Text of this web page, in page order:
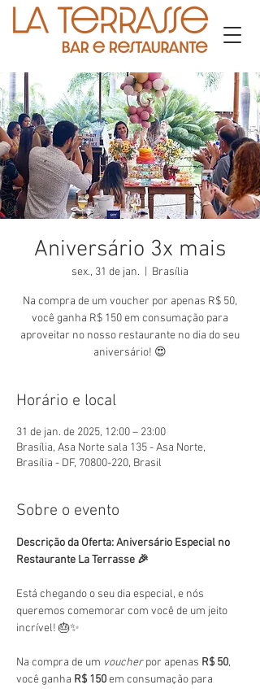
Aniversário 3x mais
sex., 31 de jan. Brasília
Na compra de um voucher por apenas R$ 50,
você ganha R$ 150 em consumação para
aproveitar no nosso restaurante no dia do seu
aniversário! 😍
Horário e local
31 de jan. de 2025, 12:00 – 23:00
Brasília, Asa Norte sala 135 - Asa Norte,
Brasília - DF, 70800-220, Brasil
Sobre o evento
Descrição da Oferta: Aniversário Especial no
Restaurante La Terrasse 🎉
Está chegando o seu dia especial, e nós
queremos comemorar com você de um jeito
incrível! 🎂✨
Na compra de um voucher por apenas R$ 50,
você ganha R$ 150 em consumação para